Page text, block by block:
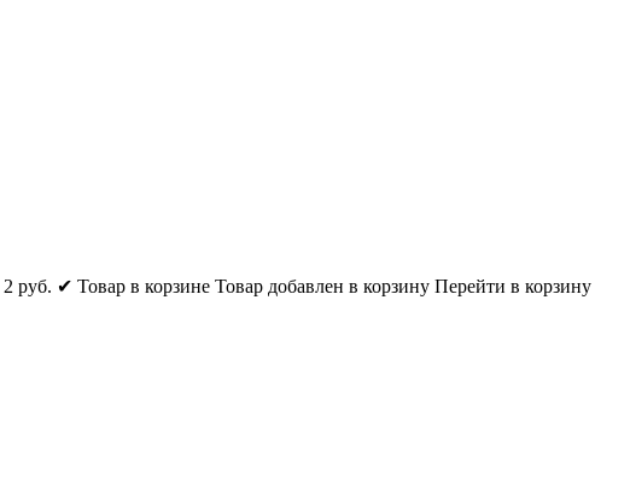
2 руб. ✔ Товар в корзине Товар добавлен в корзину Перейти в корзину